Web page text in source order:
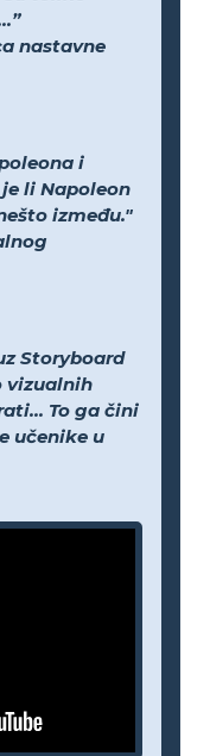
nastavne
i
li Napoleon
između."
Storyboard
vizualnih
To ga čini
učenike u